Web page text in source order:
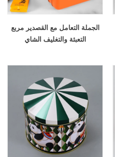
الجملة التعامل مع القصدير مربع
التعبئة والتغليف الشاي